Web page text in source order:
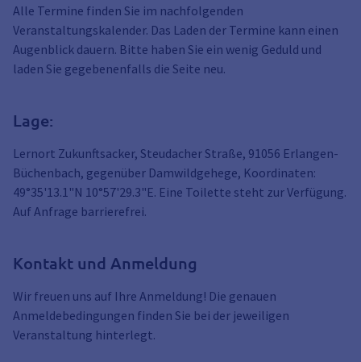
Alle Termine finden Sie im nachfolgenden
Veranstaltungskalender. Das Laden der Termine kann einen
Augenblick dauern. Bitte haben Sie ein wenig Geduld und
laden Sie gegebenenfalls die Seite neu.
Lage:
Lernort Zukunftsacker, Steudacher Straße, 91056 Erlangen-
Büchenbach, gegenüber Damwildgehege, Koordinaten:
49°35'13.1"N 10°57'29.3"E. Eine Toilette steht zur Verfügung.
Auf Anfrage barrierefrei.
Kontakt und Anmeldung
Wir freuen uns auf Ihre Anmeldung! Die genauen
Anmeldebedingungen finden Sie bei der jeweiligen
Veranstaltung hinterlegt.